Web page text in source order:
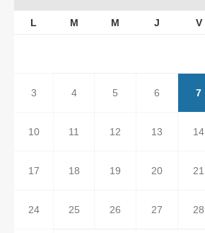
L M M J V
3 4 5 6 7
10 11 12 13 14
17 18 19 20 21
24 25 26 27 28